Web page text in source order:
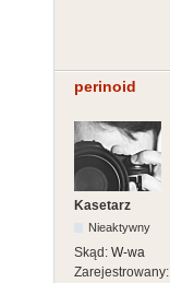
perinoid
Kasetarz
Nieaktywny
Skąd: W-wa
Zarejestrowany: